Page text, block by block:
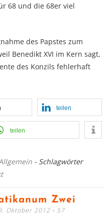
68 und die 68er viel
des Papstes zum
Benedikt XVI im Kern sagt,
des Konzils fehlerhaft
teilen
teilen
- Schlagwörter
Zwei
Oktober 2012
57